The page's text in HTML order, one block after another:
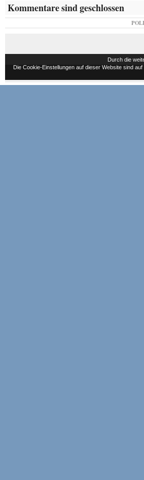
Kommentare sind geschlossen
Durch die
Die Cookie-Einstellungen auf dieser Website sind